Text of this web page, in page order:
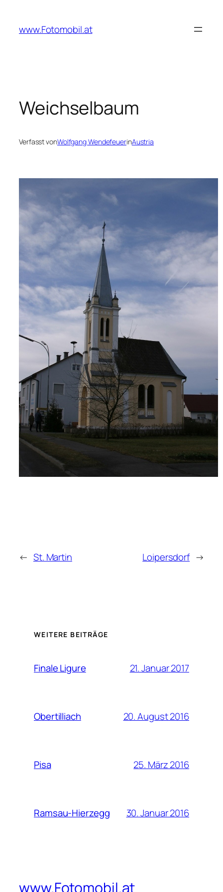
springen
www.Fotomobil.at
Weichselbaum
Verfasst vonWolfgang WendefeuerinAustria
← St. Martin Loipersdorf →
WEITERE BEITRÄGE
Finale Ligure 21. Januar 2017
Obertilliach 20. August 2016
Pisa 25. März 2016
Ramsau-Hierzegg 30. Januar 2016
www.Fotomobil.at